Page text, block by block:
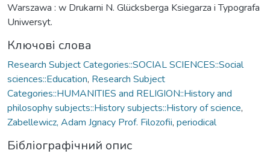
Warszawa : w Drukarni N. Glücksberga Ksiegarza i Typografa
Uniwersyt.
Ключові слова
Research Subject Categories::SOCIAL SCIENCES::Social
sciences::Education, Research Subject
Categories::HUMANITIES and RELIGION::History and
philosophy subjects::History subjects::History of science,
Zabellewicz, Adam Jgnacy Prof. Filozofii, periodical
Бібліографічний опис